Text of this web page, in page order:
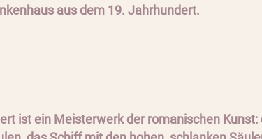
aus dem 19. Jahrhundert.
ist ein Meisterwerk der romanischen